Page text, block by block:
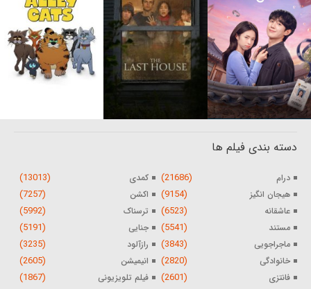
دسته بندی فیلم ها
درام (21686) کمدی (13013)
هیجان انگیز (9154) اکشن (7257)
عاشقانه (6523) ترسناک (5992)
مستند (5541) جنایی (5191)
ماجراجویی (3843) رازآلود (3235)
خانوادگی (2820) انیمیشن (2605)
فانتزی (2601) فیلم تلویزیونی (1867)